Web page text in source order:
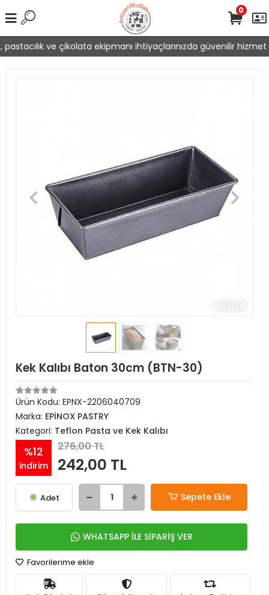
ve çikolata ekipmanı ihtiyaçlarınızda güvenilir hizmet
0
Kek Kalıbı Baton 30cm (BTN-30)
Ürün Kodu: EPNX-2206040709
Marka: EPİNOX PASTRY
Kategori: Teflon Pasta ve Kek Kalıbı
%12
indirim
276,00 TL
242,00 TL
Adet Sepete Ekle
WHATSAPP İLE SİPARİŞ VER
Favorilerime ekle